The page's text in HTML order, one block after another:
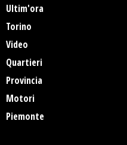
Ultim'ora
Torino
Video
Quartieri
Provincia
Motori
Piemonte